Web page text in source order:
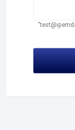
در صورتی که ایمیل ندارید، لطفاً ایمیل "test@ipemdad.com"